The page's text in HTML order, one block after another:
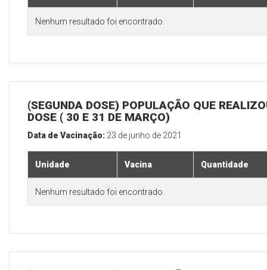
Nenhum resultado foi encontrado.
(SEGUNDA DOSE) POPULAÇÃO QUE
DOSE ( 30 E 31 DE MARÇO)
Data de Vacinação: 23 de junho de 2021
Unidade Vacina Quantidade
Nenhum resultado foi encontrado.